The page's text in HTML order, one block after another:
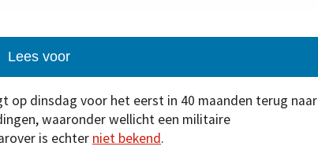
Lees voor
op dinsdag voor het eerst in 40 maanden terug naar
waaronder wellicht een militaire
is echter niet bekend.